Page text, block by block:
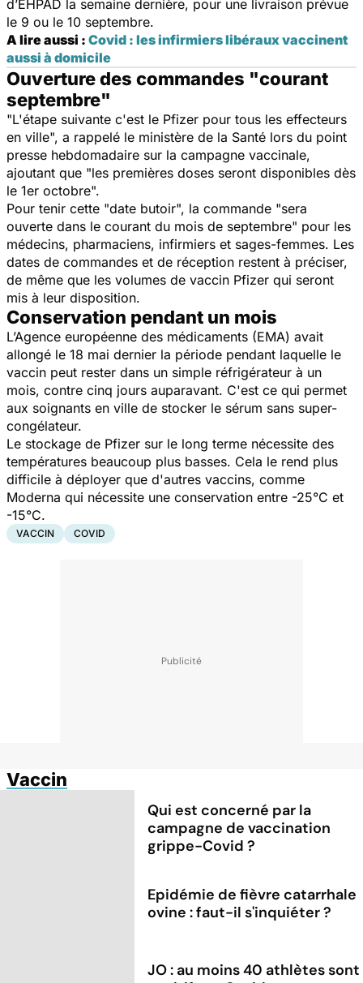
d’EHPAD la semaine dernière, pour une livraison prévue
le 9 ou le 10 septembre.
A lire aussi : Covid : les infirmiers libéraux vaccinent
aussi à domicile
Ouverture des commandes "courant
septembre"
"L'étape suivante c'est le Pfizer pour tous les effecteurs
en ville", a rappelé le ministère de la Santé lors du point
presse hebdomadaire sur la campagne vaccinale,
ajoutant que "les premières doses seront disponibles dès
le 1er octobre".
Pour tenir cette "date butoir", la commande "sera
ouverte dans le courant du mois de septembre" pour les
médecins, pharmaciens, infirmiers et sages-femmes. Les
dates de commandes et de réception restent à préciser,
de même que les volumes de vaccin Pfizer qui seront
mis à leur disposition.
Conservation pendant un mois
L’Agence européenne des médicaments (EMA) avait
allongé le 18 mai dernier la période pendant laquelle le
vaccin peut rester dans un simple réfrigérateur à un
mois, contre cinq jours auparavant. C'est ce qui permet
aux soignants en ville de stocker le sérum sans super-
congélateur.
Le stockage de Pfizer sur le long terme nécessite des
températures beaucoup plus basses. Cela le rend plus
difficile à déployer que d'autres vaccins, comme
Moderna qui nécessite une conservation entre -25°C et
-15°C.
VACCIN COVID
Vaccin
Qui est concerné par la
campagne de vaccination
grippe-Covid ?
Epidémie de fièvre catarrhale
ovine : faut-il s'inquiéter ?
JO : au moins 40 athlètes sont